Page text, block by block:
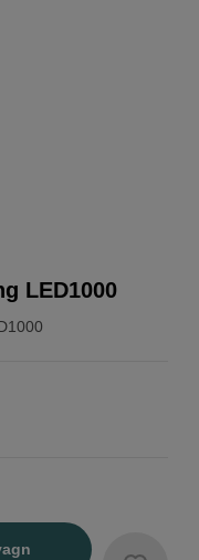
LED1000